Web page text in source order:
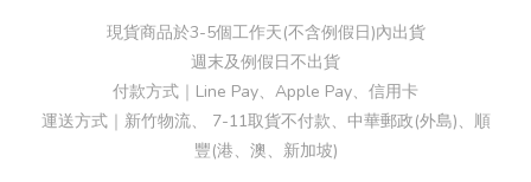
現貨商品於3-5個工作天(不含例假日)內出貨
週末及例假日不出貨
付款方式｜Line Pay、Apple Pay、信用卡
運送方式｜新竹物流、 7-11取貨不付款、中華郵政(外島)、順
豐(港、澳、新加坡)